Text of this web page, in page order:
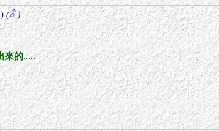
( )
來的.....